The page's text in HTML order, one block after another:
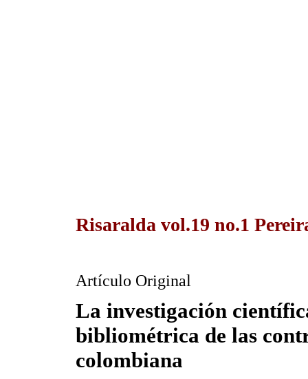
Risaralda vol.19 no.1
Artículo Original
La investigación
bibliométrica de las
colombiana